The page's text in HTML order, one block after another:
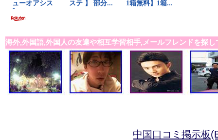
海外,外国語,外国人の友達や相互学習相手,メールフレンドを探し
中国口コミ掲示板